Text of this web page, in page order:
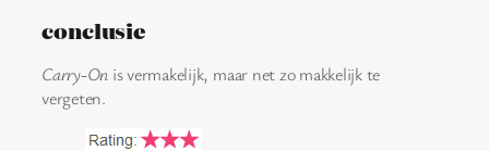
conclusie
Carry-On is vermakelijk, maar net zo makkelijk te
vergeten.